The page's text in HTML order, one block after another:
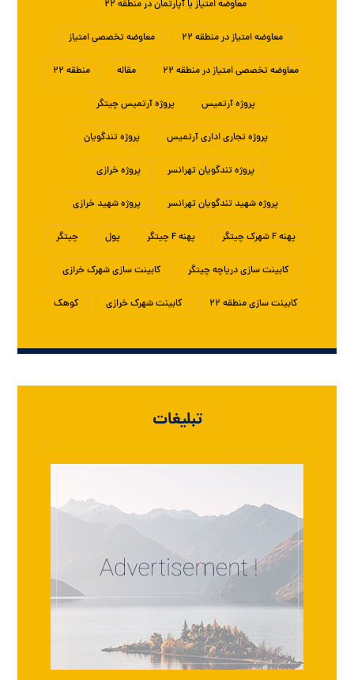
معاوضه امتیاز با آپارتمان در منطقه ۲۲
معاوضه امتیاز در منطقه ۲۲ معاوضه تخصصی امتیاز
معاوضه تخصصی امتیاز در منطقه ۲۲ مقاله منطقه ۲۲
پروژه آرتمیس پروژه آرتمیس چیتگر
پروژه تجاری اداری آرتمیس پروژه تندگویان
پروژه تندگویان تهرانسر پروژه خرازی
پروژه شهید تندگویان تهرانسر پروژه شهید خرازی
پهنه F شهرک چیتگر پهنه F چیتگر پول چیتگر
کابینت سازی دریاچه چیتگر کابینت سازی شهرک خرازی
کابینت سازی منطقه ۲۲ کابینت شهرک خرازی کوهک
تبلیغات